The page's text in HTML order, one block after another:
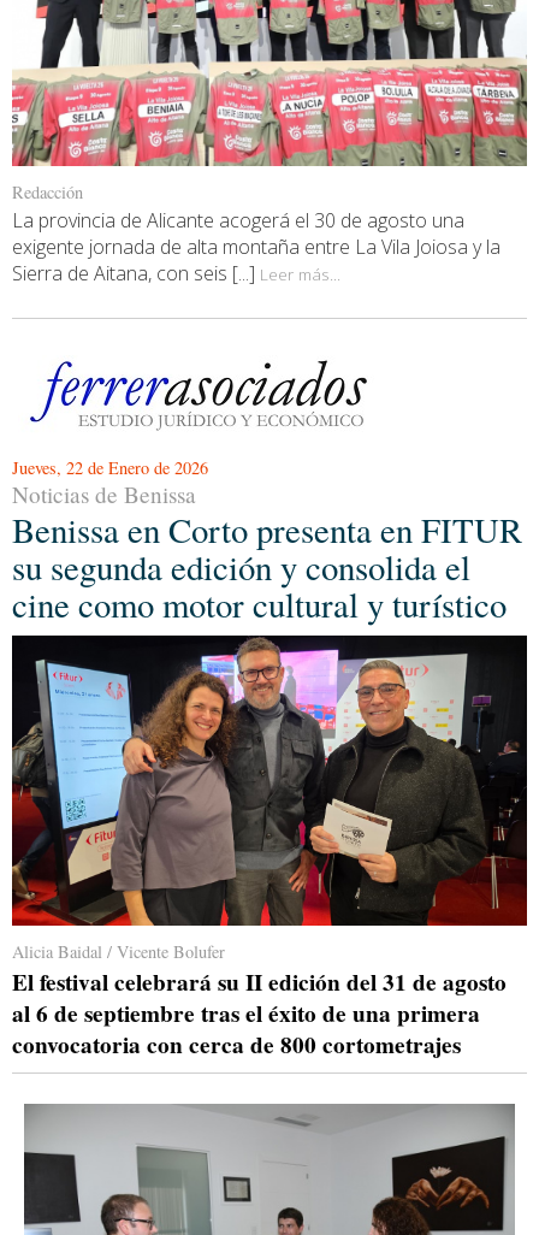
Redacción
La provincia de Alicante acogerá el 30 de agosto una
exigente jornada de alta montaña entre La Vila Joiosa y la
Sierra de Aitana, con seis [...] Leer más...
Jueves, 22 de Enero de 2026
Noticias de Benissa
Benissa en Corto presenta en FITUR
su segunda edición y consolida el
cine como motor cultural y turístico
Alicia Baidal / Vicente Bolufer
El festival celebrará su II edición del 31 de agosto
al 6 de septiembre tras el éxito de una primera
convocatoria con cerca de 800 cortometrajes